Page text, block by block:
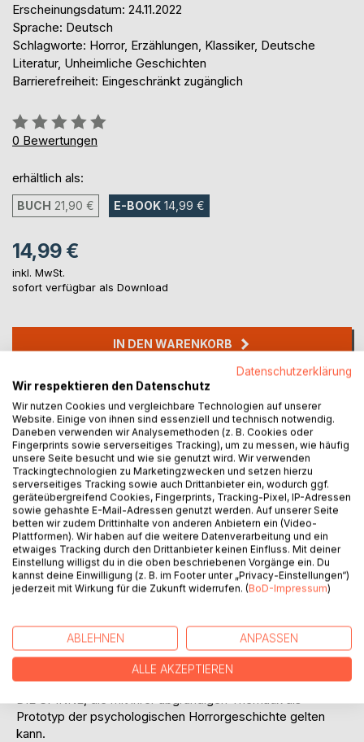
Erscheinungsdatum: 24.11.2022
Sprache: Deutsch
Schlagworte: Horror, Erzählungen, Klassiker, Deutsche
Literatur, Unheimliche Geschichten
Barrierefreiheit: Eingeschränkt zugänglich
Bewertung::
0%
0 Bewertungen
erhältlich als:
BUCH 21,90 € E-BOOK 14,99 €
14,99 €
inkl. MwSt.
sofort verfügbar als Download
IN DEN WARENKORB
Auf die Merkliste
Titel bewerten
BESCHREIBUNG
DIE BESESSENEN ist nach DAS GRAUEN die zweite
Sammlung unheimlicher Geschichten, mit denen ihr Autor
dem Roman ALRAUNE, weitreichende Bekanntheit
erlangte.
Darin enthalten ist auch seine wohl berühmteste Erzählung
DIE SPINNE, die mit ihrer abgründigen Thematik als
Prototyp der psychologischen Horrorgeschichte gelten
kann.
Datenschutzerklärung
Wir respektieren den Datenschutz
Wir nutzen Cookies und vergleichbare Technologien auf unserer
Website. Einige von ihnen sind essenziell und technisch notwendig.
Daneben verwenden wir Analysemethoden (z. B. Cookies oder
Fingerprints sowie serverseitiges Tracking), um zu messen, wie häufig
unsere Seite besucht und wie sie genutzt wird. Wir verwenden
Trackingtechnologien zu Marketingzwecken und setzen hierzu
serverseitiges Tracking sowie auch Drittanbieter ein, wodurch ggf.
geräteübergreifend Cookies, Fingerprints, Tracking-Pixel, IP-Adressen
sowie gehashte E-Mail-Adressen genutzt werden. Auf unserer Seite
betten wir zudem Drittinhalte von anderen Anbietern ein (Video-
Plattformen). Wir haben auf die weitere Datenverarbeitung und ein
etwaiges Tracking durch den Drittanbieter keinen Einfluss. Mit deiner
Einstellung willigst du in die oben beschriebenen Vorgänge ein. Du
kannst deine Einwilligung (z. B. im Footer unter „Privacy-Einstellungen“)
jederzeit mit Wirkung für die Zukunft widerrufen. (BoD-Impressum)
ABLEHNEN ANPASSEN
ALLE AKZEPTIEREN